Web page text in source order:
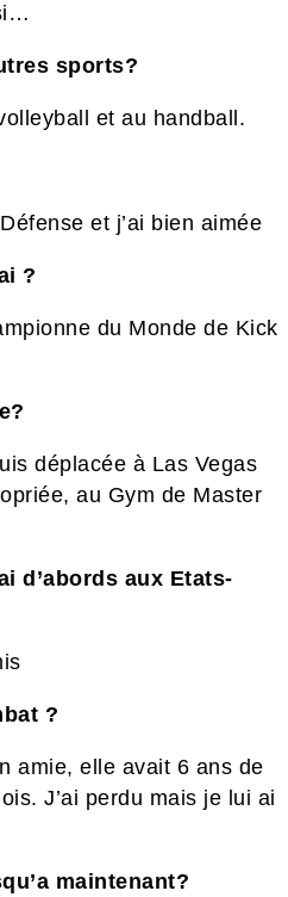
sports?
et au handball.
et j’ai bien aimée
?
du Monde de Kick
déplacée à Las Vegas
au Gym de Master
d’abords aux Etats-
?
amie, elle avait 6 ans de
J’ai perdu mais je lui ai
maintenant?